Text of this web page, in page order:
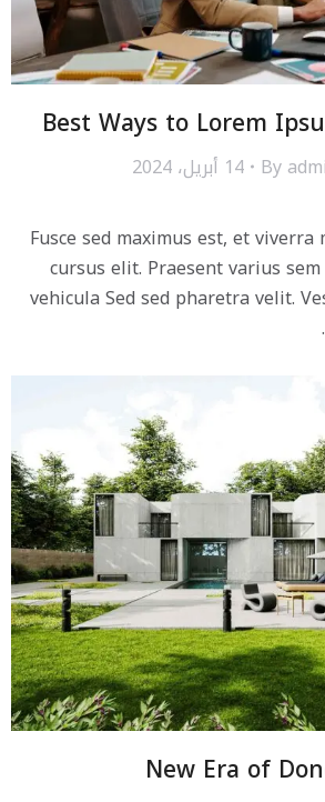
Best Ways to Lorem
By 14 أبريل، 2024
Fusce sed maximus est, et
cursus elit. Praesent varius
vehicula Sed sed pharetra velit.
New Era of